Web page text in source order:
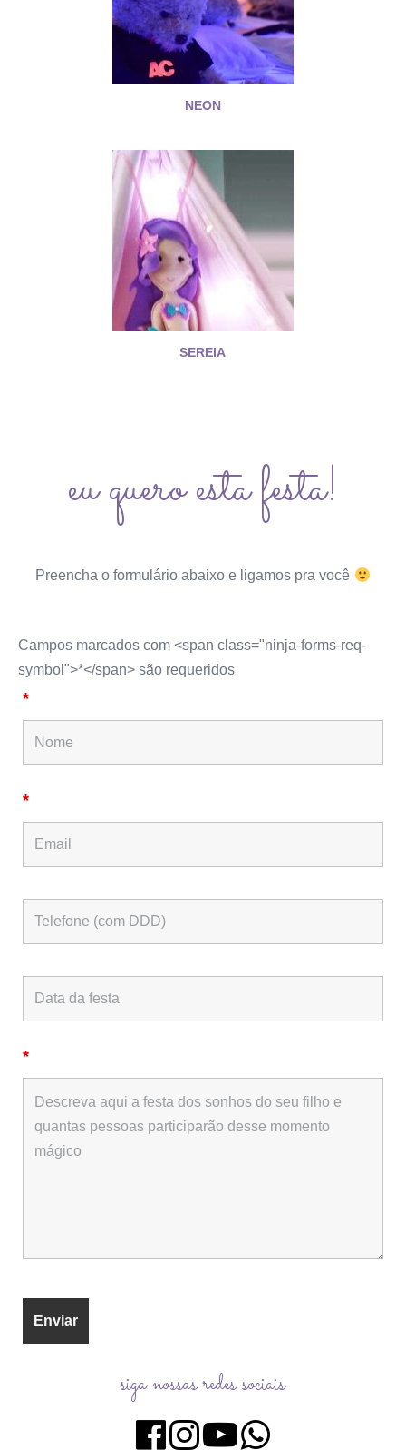
NEON
SEREIA
eu quero esta festa!
Preencha o formulário abaixo e ligamos pra você
Campos marcados com <span class="ninja-forms-req-
symbol">*</span> são requeridos
*
*
*
siga nossas redes sociais